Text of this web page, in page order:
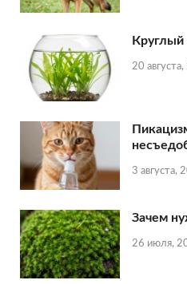
20
3 августа,
Зачем
26 июля,